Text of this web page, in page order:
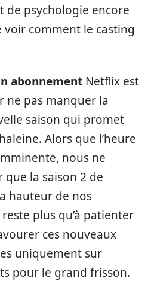
de psychologie encore
voir comment le casting
abonnement Netflix est
ne pas manquer la
saison qui promet
Alors que l’heure
nous ne
que la saison 2 de
hauteur de nos
plus qu’à patienter
ces nouveaux
uniquement sur
pour le grand frisson.